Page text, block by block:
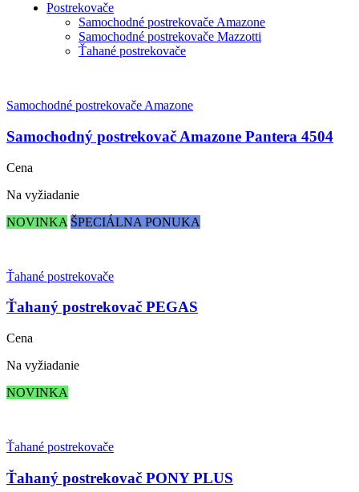
Postrekovače
Samochodné postrekovače Amazone
Samochodné postrekovače Mazzotti
Ťahané postrekovače
Samochodné postrekovače Amazone
Samochodný postrekovač Amazone Pantera 4504
Cena
Na vyžiadanie
NOVINKA ŠPECIÁLNA PONUKA
Ťahané postrekovače
Ťahaný postrekovač PEGAS
Cena
Na vyžiadanie
NOVINKA
Ťahané postrekovače
Ťahaný postrekovač PONY PLUS